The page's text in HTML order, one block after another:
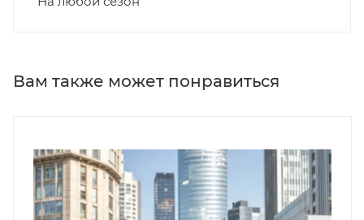
Вам также может понравиться